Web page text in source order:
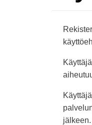
jälkeen.